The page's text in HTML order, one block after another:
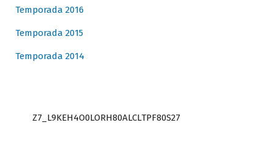
Temporada 2016
Temporada 2015
Temporada 2014
Z7_L9KEH4O0LORH80ALCLTPF80S27